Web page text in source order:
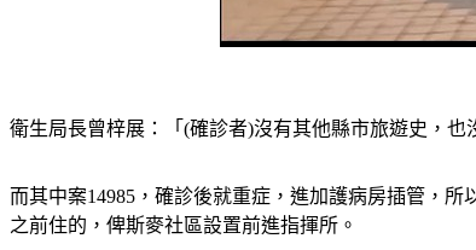
衛生局長曾梓展：「(確診者)沒有其他縣市旅遊史，也
而其中案14985，確診後就重症，進加護病房插管，
之前住的，俾斯麥社區設置前進指揮所。